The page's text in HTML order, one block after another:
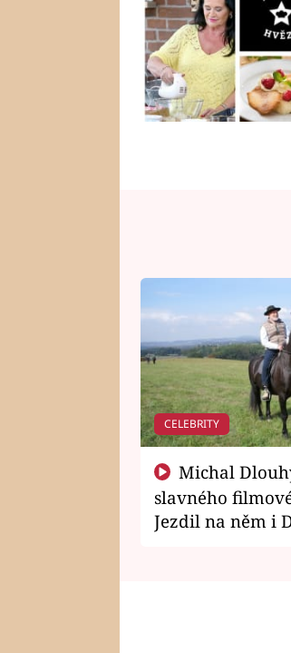
CELEBRITY
slavného
Jezdil na něm i